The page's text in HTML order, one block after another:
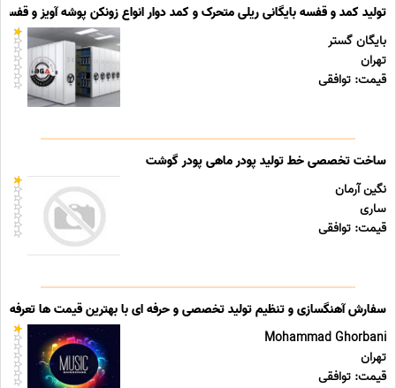
تولید کمد و قفسه بایگانی ریلی متحرک و کمد دوار انواع زونکن پوشه آویز و قفسه
بایگان گستر
تهران
قیمت: توافقی
ساخت تخصصی خط تولید پودر ماهی پودر گوشت
نگین آرمان
ساری
قیمت: توافقی
سفارش آهنگسازی و تنظیم تولید تخصصی و حرفه ای با بهترین قیمت ها تعرفه
Mohammad Ghorbani
تهران
قیمت: توافقی